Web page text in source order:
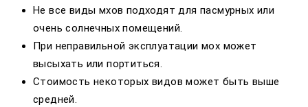
Не все виды мхов подходят для пасмурных или
очень солнечных помещений.
При неправильной эксплуатации мох может
высыхать или портиться.
Стоимость некоторых видов может быть выше
средней.